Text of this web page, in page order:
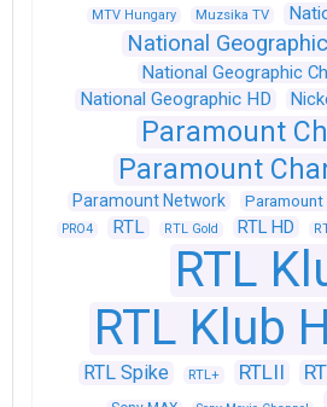
MTV Hungary
Muzsika TV
National
National Geographic
National Geographic HD
Paramount
Paramount
Paramount Network Paramount
PRO4 RTL RTL Gold RTL HD
RTL
RTL Klub
RTL Spike RTL+ RTLII